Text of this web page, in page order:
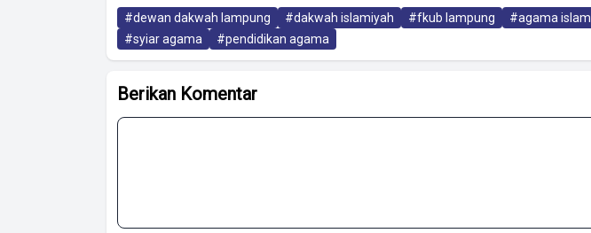
#dewan dakwah lampung #dakwah islamiyah #fkub lampung
#agama islam
#syiar agama
#pendidikan agama
Berikan Komentar